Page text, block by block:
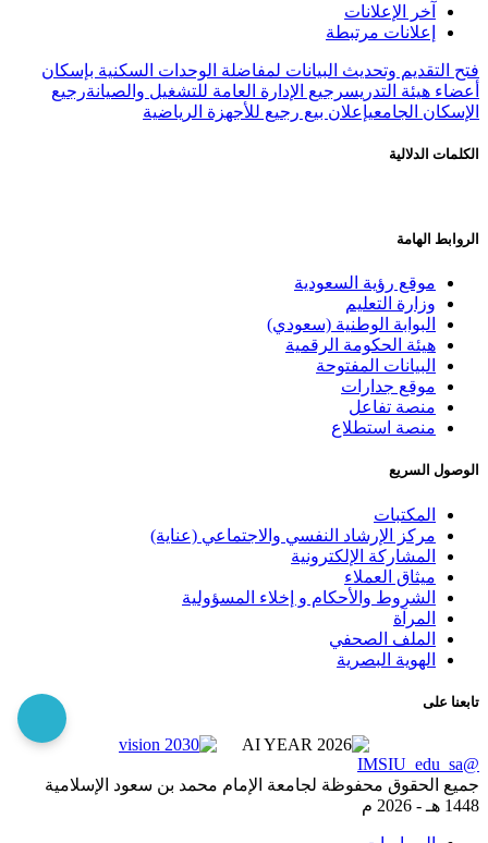
آخر الإعلانات
إعلانات مرتبطة
فتح التقديم وتحديث البيانات لمفاضلة الوحدات السكنية بإسكان
أعضاء هيئة التدريسرجيع الإدارة العامة للتشغيل والصيانةرجيع
الإسكان الجامعيإعلان بيع رجيع للأجهزة الرياضية
الكلمات الدلالية
الروابط الهامة
موقع رؤية السعودية
وزارة التعليم
البوابة الوطنية (سعودي)
هيئة الحكومة الرقمية
البيانات المفتوحة
موقع جدارات
منصة تفاعل
منصة استطلاع
الوصول السريع
المكتبات
مركز الإرشاد النفسي والاجتماعي (عناية)
المشاركة الإلكترونية
ميثاق العملاء
الشروط والأحكام و إخلاء المسؤولية
المرآة
الملف الصحفي
الهوية البصرية
تابعنا على
@IMSIU_edu_sa
جميع الحقوق محفوظة لجامعة الإمام محمد بن سعود الإسلامية
1448 هـ -
2026 م